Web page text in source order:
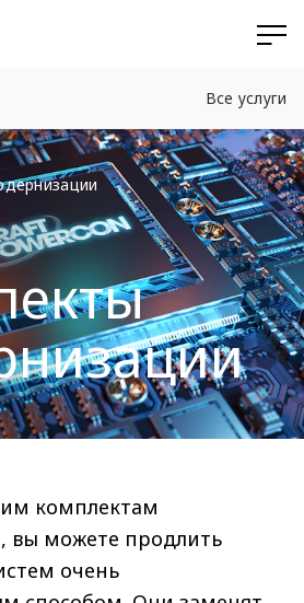
Все услуги
комплектам
вы можете продлить
очень